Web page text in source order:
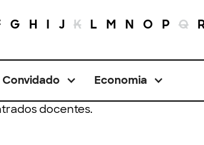
G H I J K L M N O P Q
Economia
docentes.